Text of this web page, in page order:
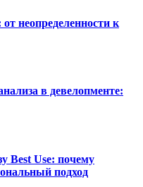
неопределенности к
в девелопменте:
Best Use: почему
подход